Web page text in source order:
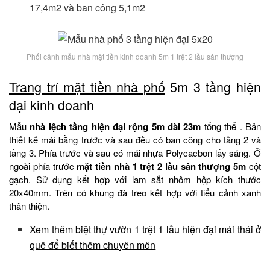
17,4m2 và ban công 5,1m2
Phối cảnh mẫu nhà mặt tiền kinh doanh 5m 1 trệt 2 lầu sân thượng
Trang trí mặt tiền nhà phố 5m 3 tầng hiện
đại kinh doanh
Mẫu nhà lệch tầng hiện đạirộng 5m dài 23m tổng thể . Bản
thiết kế mái bằng trước và sau đều có ban công cho tầng 2 và
tầng 3. Phía trước và sau có mái nhựa Polycacbon lấy sáng. Ở
ngoài phía trướcmặt tiền nhà 1 trệt 2 lầu sân thượng 5m cột
gạch. Sử dụng kết hợp với lam sắt nhôm hộp kích thước
20x40mm. Trên có khung đà treo kết hợp với tiểu cảnh xanh
thân thiện.
Xem thêm biệt thự vườn 1 trệt 1 lầu hiện đại mái thái ở
quê để biết thêm chuyên môn